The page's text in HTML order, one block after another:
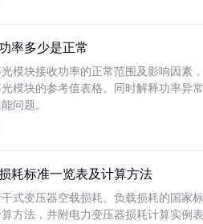
率多少是正常
模块接收功率的正常范围及影响因素
模块的参考值表格。同时解释功率异
问题。
耗标准一览表及计算方法
式变压器空载损耗、负载损耗的国家
方法，并附电力变压器损耗计算实例